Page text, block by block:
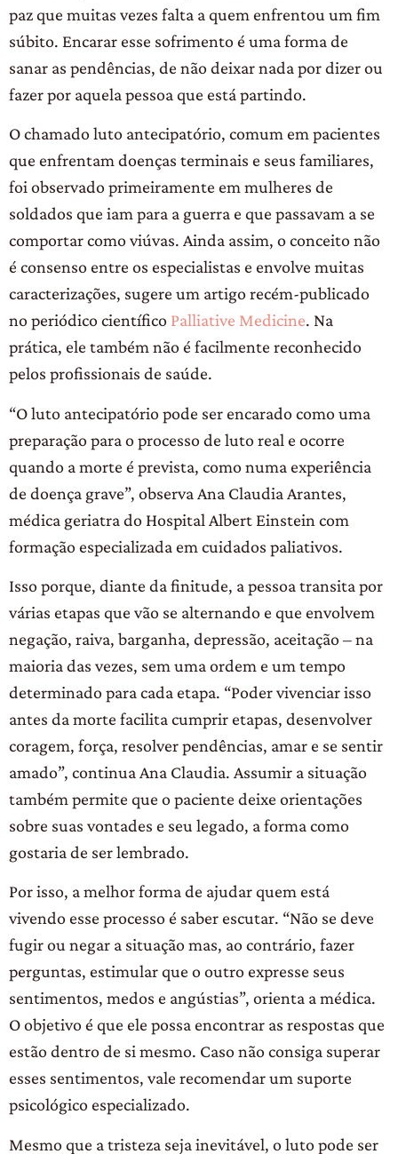
paz que muitas vezes falta a quem enfrentou um fim
súbito. Encarar esse sofrimento é uma forma de
sanar as pendências, de não deixar nada por dizer ou
fazer por aquela pessoa que está partindo.
O chamado luto antecipatório, comum em pacientes
que enfrentam doenças terminais e seus familiares,
foi observado primeiramente em mulheres de
soldados que iam para a guerra e que passavam a se
comportar como viúvas. Ainda assim, o conceito não
é consenso entre os especialistas e envolve muitas
caracterizações, sugere um artigo recém-publicado
no periódico científico Palliative Medicine. Na
prática, ele também não é facilmente reconhecido
pelos profissionais de saúde.
“O luto antecipatório pode ser encarado como uma
preparação para o processo de luto real e ocorre
quando a morte é prevista, como numa experiência
de doença grave”, observa Ana Claudia Arantes,
médica geriatra do Hospital Albert Einstein com
formação especializada em cuidados paliativos.
Isso porque, diante da finitude, a pessoa transita por
várias etapas que vão se alternando e que envolvem
negação, raiva, barganha, depressão, aceitação – na
maioria das vezes, sem uma ordem e um tempo
determinado para cada etapa. “Poder vivenciar isso
antes da morte facilita cumprir etapas, desenvolver
coragem, força, resolver pendências, amar e se sentir
amado”, continua Ana Claudia. Assumir a situação
também permite que o paciente deixe orientações
sobre suas vontades e seu legado, a forma como
gostaria de ser lembrado.
Por isso, a melhor forma de ajudar quem está
vivendo esse processo é saber escutar. “Não se deve
fugir ou negar a situação mas, ao contrário, fazer
perguntas, estimular que o outro expresse seus
sentimentos, medos e angústias”, orienta a médica.
O objetivo é que ele possa encontrar as respostas que
estão dentro de si mesmo. Caso não consiga superar
esses sentimentos, vale recomendar um suporte
psicológico especializado.
Mesmo que a tristeza seja inevitável, o luto pode ser